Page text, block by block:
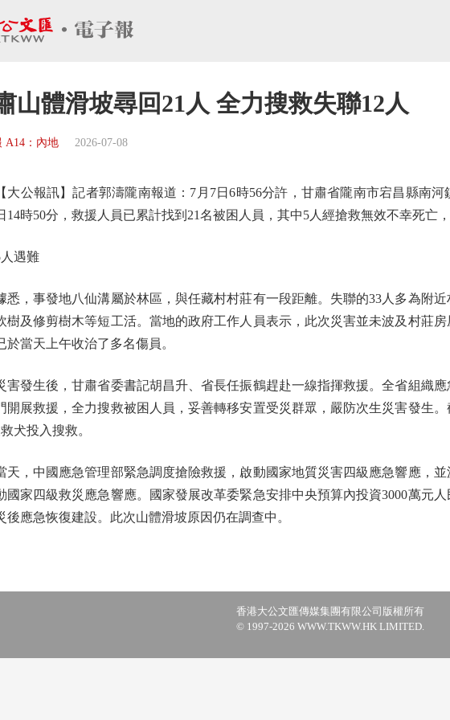
山體滑坡尋回21人 全力搜救失聯12人
A14：內地 2026-07-08
報訊】記者郭濤隴南報道：7月7日6時56分許，甘肅省隴南市宕昌縣南河
14時50分，救援人員已累計找到21名被困人員，其中5人經搶救無效不幸死亡
難
事發地八仙溝屬於林區，與任藏村村莊有一段距離。失聯的33人多為附近
樹及修剪樹木等短工活。當地的政府工作人員表示，此次災害並未波及村莊
於當天上午收治了多名傷員。
生後，甘肅省委書記胡昌升、省長任振鶴趕赴一線指揮救援。全省組織應
開展救援，全力搜救被困人員，妥善轉移安置受災群眾，嚴防次生災害發生
救犬投入搜救。
中國應急管理部緊急調度搶險救援，啟動國家地質災害四級應急響應，並
國家四級救災應急響應。國家發展改革委緊急安排中央預算內投資3000萬元
後應急恢復建設。此次山體滑坡原因仍在調查中。
香港大公文匯傳媒集團有限公司版權所有
© 1997-2026 WWW.TKWW.HK LIMITED.